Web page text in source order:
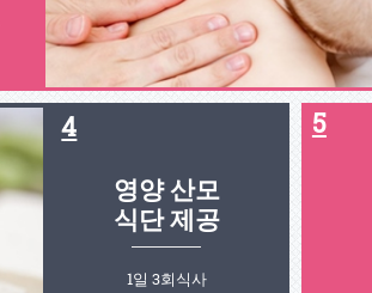
4
영양 산모
식단 제공
1일 3회식사
5